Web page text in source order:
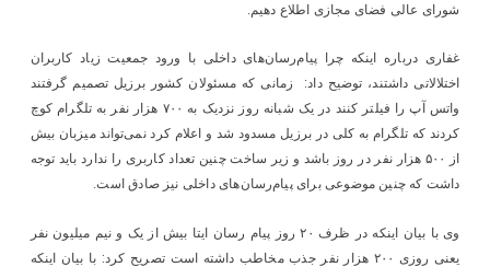
شورای عالی فضای مجازی اطلاع دهیم.
غفاری درباره اینکه چرا پیام‌رسان‌های داخلی با ورود جمعیت زیاد کاربران
اختلالاتی داشتند، توضیح داد: زمانی که مسئولان کشور برزیل تصمیم گرفتند
واتس آپ را فیلتر کنند در یک شبانه روز نزدیک به ۷۰۰ هزار نفر به تلگرام کوچ
کردند که تلگرام به کلی در برزیل مسدود شد و اعلام کرد نمی‌تواند میزبان بیش
از ۵۰۰ هزار نفر در روز باشد و زیر ساخت چنین تعداد کاربری را ندارد باید توجه
داشت که چنین موضوعی برای پیام‌رسان‌های داخلی نیز صادق است.
وی با بیان اینکه در ظرف ۲۰ روز پیام رسان ایتا بیش از یک و نیم میلیون نفر
یعنی روزی ۲۰۰ هزار نفر جذب مخاطب داشته است تصریح کرد: با بیان اینکه